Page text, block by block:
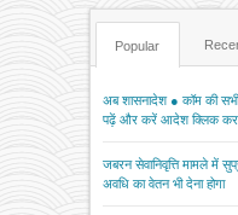
Popular
अब शासनादेश ● कॉम की
पढ़ें और करें आदेश क्लिक
जबरन सेवानिवृत्ति मामले में
अवधि का वेतन भी देना होगा